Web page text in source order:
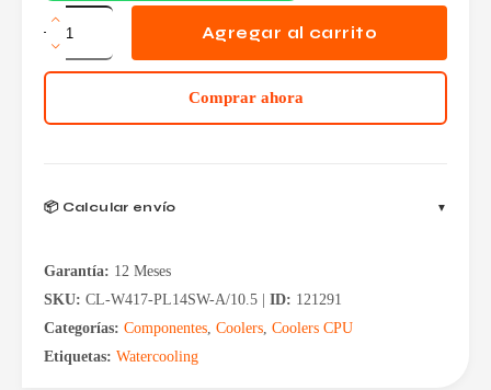
Watercooling
Thermaltake
TH420
V2
AIO
cantidad
Agregar al carrito
Comprar ahora
📦 Calcular envío
Garantía: 12 Meses
SKU: CL-W417-PL14SW-A/10.5 | ID: 121291
Categorías: Componentes, Coolers, Coolers CPU
Etiquetas: Watercooling